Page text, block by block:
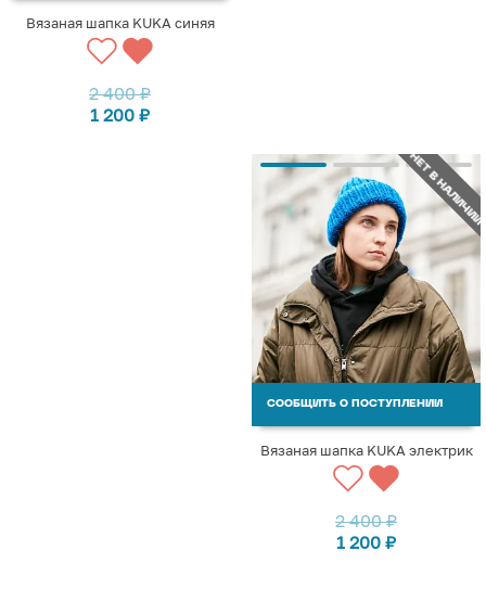
Вязаная шапка KUKA синяя
2 400₽
1 200 ₽
НЕТ В НАЛИЧИИ
СООБЩИТЬ О ПОСТУПЛЕНИИ
Вязаная шапка KUKA электрик
2 400₽
1 200 ₽